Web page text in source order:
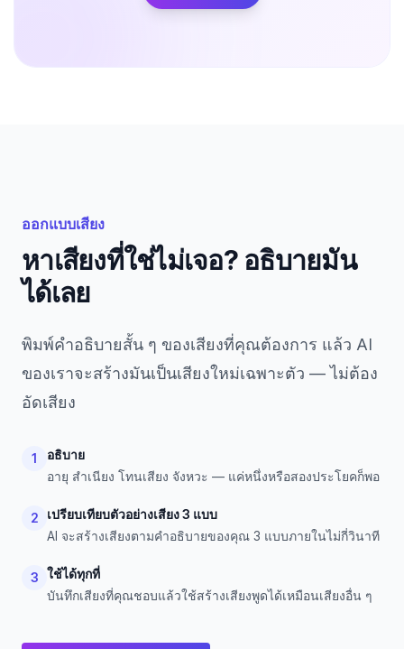
ออกแบบเสียง
หาเสียงที่ใช่ไม่เจอ? อธิบายมัน
ได้เลย
พิมพ์คำอธิบายสั้น ๆ ของเสียงที่คุณต้องการ แล้ว AI
ของเราจะสร้างมันเป็นเสียงใหม่เฉพาะตัว — ไม่ต้อง
อัดเสียง
1
อธิบาย
อายุ สำเนียง โทนเสียง จังหวะ — แค่หนึ่งหรือสองประโยคก็พอ
2
เปรียบเทียบตัวอย่างเสียง 3 แบบ
AI จะสร้างเสียงตามคำอธิบายของคุณ 3 แบบภายในไม่กี่วินาที
3 ใช้ได้ทุกที่
บันทึกเสียงที่คุณชอบแล้วใช้สร้างเสียงพูดได้เหมือนเสียงอื่น ๆ